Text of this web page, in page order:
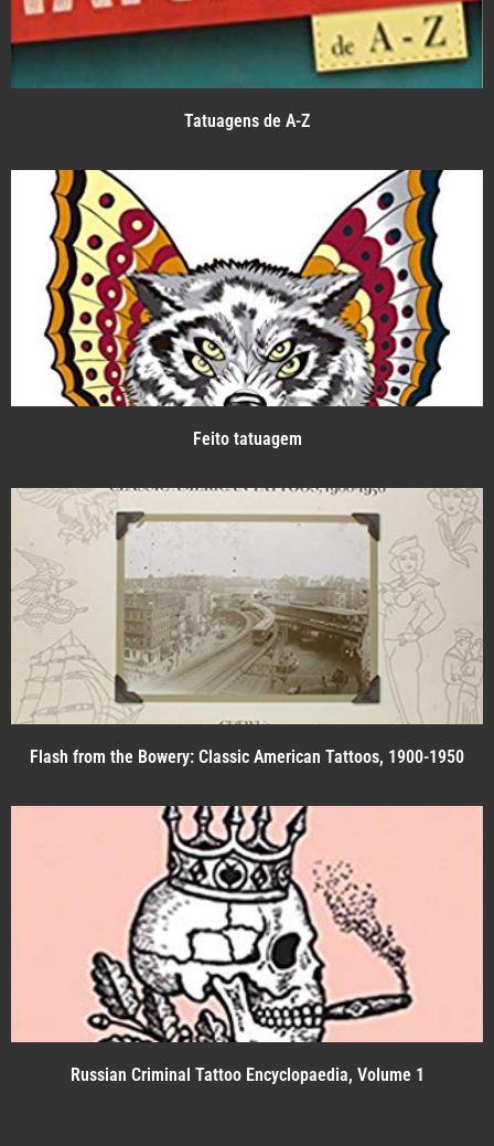
Tatuagens de A-Z
Feito tatuagem
Flash from the Bowery: Classic American Tattoos, 1900-1950
Russian Criminal Tattoo Encyclopaedia, Volume 1